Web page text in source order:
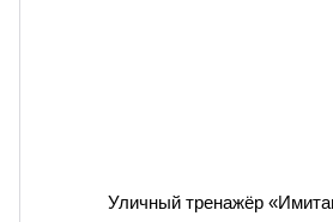
Уличный тренажёр